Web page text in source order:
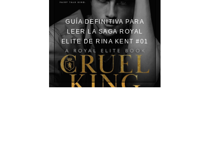
GUÍA DEFINITIVA PARA
LEER LA SAGA ROYAL
ELITE DE RINA KENT #01